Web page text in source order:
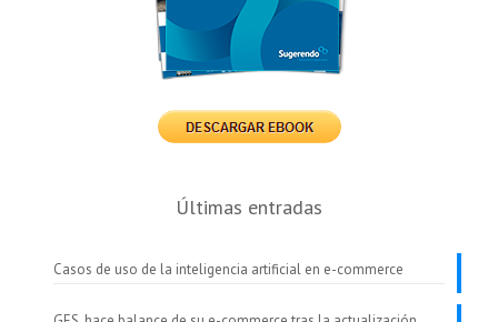
Últimas entradas
Casos de uso de la inteligencia artificial en e-commerce